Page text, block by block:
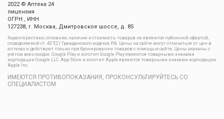
2022 © Аптека 24
лицензия
ОГРН , ИНН
127238, г. Москва, Дмитровское шоссе, д. 85
Xарактеристики, описание, наличие и стоимость товаров не являются публичной офертой,
определяемой ст. 437(2) Гражданского кодекса РФ. Цены на сайте могут отличаться от цен в
аптеках и действуют только при бронировании товаров с помощью сайта. Цены указаны с
учётом всех скидок. Google Play и логотип Google Play являются товарными знаками
корпорации Google LLC. App Store и логотип Apple являются товарными знаками корпорации
Apple Inc.
ИМЕЮТСЯ ПРОТИВОПОКАЗАНИЯ, ПРОКОНСУЛЬТИРУЙТЕСЬ СО
СПЕЦИАЛИСТОМ